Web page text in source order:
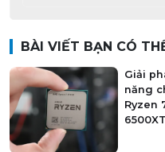
BÀI VIẾT BẠN CÓ
Giải
năng
Ryzen